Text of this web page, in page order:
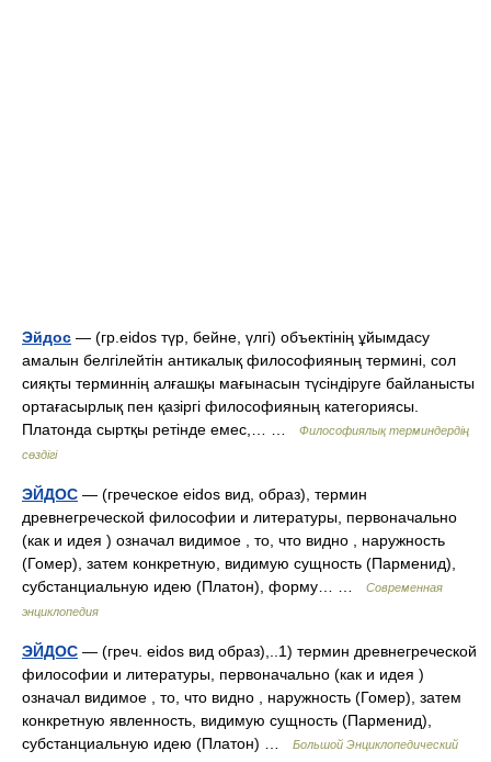
Эйдос — (гр.eidos түр, бейне, үлгі) объектінің ұйымдасу
амалын белгілейтін антикалық философияның термині, сол
сияқты терминнің алғашқы мағынасын түсіндіруге байланысты
ортағасырлық пен қазіргі философияның категориясы.
Платонда сыртқы ретінде емес,… …
Философиялық терминдердің
сөздігі
ЭЙДОС — (греческое eidos вид, образ), термин
древнегреческой философии и литературы, первоначально
(как и идея ) означал видимое , то, что видно , наружность
(Гомер), затем конкретную, видимую сущность (Парменид),
субстанциальную идею (Платон), форму… …
Современная
энциклопедия
ЭЙДОС — (греч. eidos вид образ),..1) термин древнегреческой
философии и литературы, первоначально (как и идея )
означал видимое , то, что видно , наружность (Гомер), затем
конкретную явленность, видимую сущность (Парменид),
субстанциальную идею (Платон) …
Большой Энциклопедический